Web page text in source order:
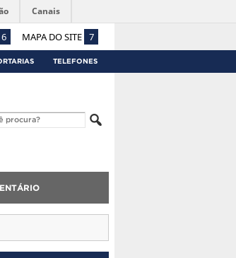
6 MAPA DO SITE 7
Canais
TELEFONES